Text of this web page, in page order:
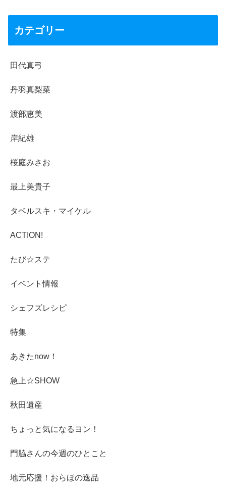
カテゴリー
田代真弓
丹羽真梨菜
渡部恵美
岸紀雄
桜庭みさお
最上美貴子
タベルスキ・マイケル
ACTION!
たび☆ステ
イベント情報
シェフズレシピ
特集
あきたnow！
急上☆SHOW
秋田遺産
ちょっと気になるヨン！
門脇さんの今週のひとこと
地元応援！おらほの逸品